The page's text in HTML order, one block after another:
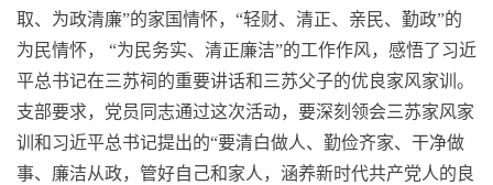
取、为政清廉”的家国情怀，“轻财、清正、亲民、勤政”的
为民情怀，
“为民务实、清正廉洁”的工作作风，感悟了习近
平总书记在三苏祠的重要讲话和三苏父子的优良家风家训。
支部要求，党员同志通过这次活动，要深刻领会三苏家风家
训和习近平总书记提出的“要清白做人、勤俭齐家、干净做
事、廉洁从政，管好自己和家人，涵养新时代共产党人的良